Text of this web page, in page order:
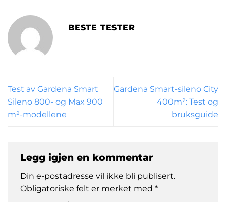
BESTE TESTER
Test av Gardena Smart
Sileno 800- og Max 900
m²-modellene
Gardena Smart-sileno City
400m²: Test og
bruksguide
Legg igjen en kommentar
Din e-postadresse vil ikke bli publisert.
Obligatoriske felt er merket med *